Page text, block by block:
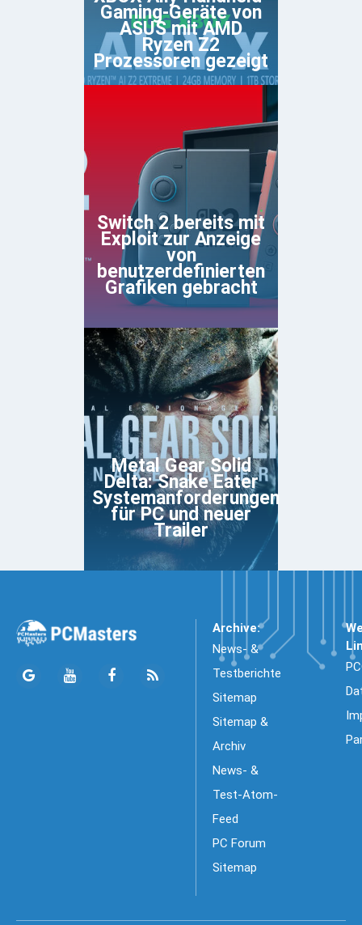
Gaming-Geräte von
ASUS mit AMD
Ryzen Z2
Prozessoren gezeigt
Switch 2 bereits mit
Exploit zur Anzeige
von
benutzerdefinierten
Grafiken gebracht
Metal Gear Solid
Delta: Snake Eater
Systemanforderungen
für PC und neuer
Trailer
Archive:
News- &
Testberichte
Sitemap
Sitemap &
Archiv
News- &
Test-Atom-
Feed
PC Forum
Sitemap